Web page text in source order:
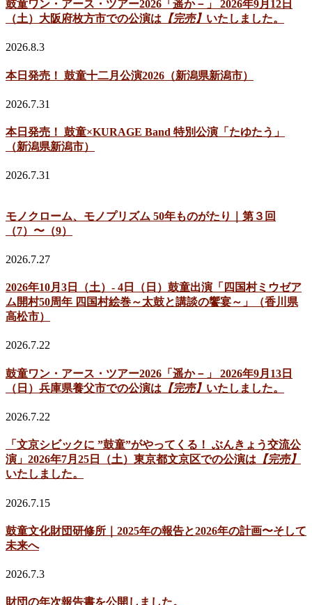
鼓童ワン・アース・ツアー2026「遥か－」 2026年9月12日
（土）大阪府枚方市での公演は 【完売】 いたしました。
2026.8.3
本日発売！ 鼓童十二月公演2026（新潟県新潟市）
2026.7.31
本日発売！ 鼓童×KURAGE Band 特別公演「たゆたう」
（新潟県新潟市）
2026.7.31
モノクローム、モノプリズム 50年ものがたり｜第３回
（7）〜（9）
2026.7.27
2026年10月3日（土）- 4日（日）鼓童出演「四国村ミウゼア
ム開村50周年 四国村絵巻～太鼓と講談の饗宴～」（香川県
高松市）
2026.7.22
鼓童ワン・アース・ツアー2026「遥か－」 2026年9月13日
（日）兵庫県養父市での公演は 【完売】 いたしました。
2026.7.22
「文京シビックに ”鼓童”がやってくる！ ぶんきょう交流公
演」2026年7月25日（土）東京都文京区での公演は 【完売】
いたしました。
2026.7.15
鼓童文化財団研修所｜2025年の報告と2026年の計画〜そして
未来へ
2026.7.3
財団の年次報告書を公開しました。